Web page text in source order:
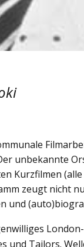
unbekannte
Kurzfilmen (alle
zeugt nicht
und
und Tailors.